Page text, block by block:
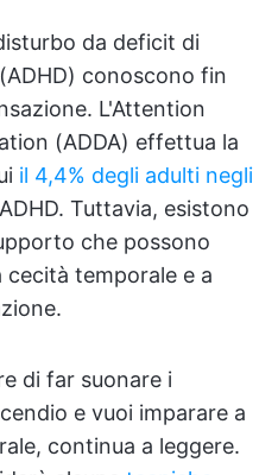
da deficit di
conoscono fin
L'Attention
(ADDA) effettua la
il 4,4% degli adulti negli
Tuttavia, esistono
che possono
temporale e a
di far suonare i
e vuoi imparare a
continua a leggere.